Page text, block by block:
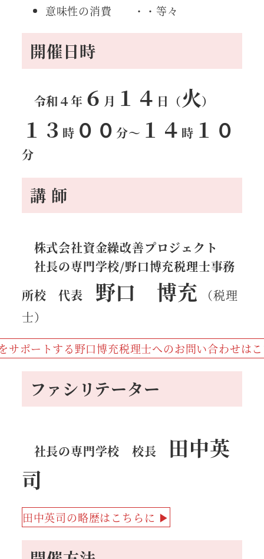
意味性の消費 ・・等々
開催日時
令和４年 ６ 月 １４ 日（火）
１３ 時 ００ 分～ １４ 時 １０
分
講 師
株式会社資金繰改善プロジェクト
社長の専門学校/野口博充税理士事務
所校 代表 野口 博充 （税理
士）
サポートする野口博充税理士へのお問い合わせは
ファシリテーター
社長の専門学校 校長 田中英
司
田中英司の略歴はこちらに ▶